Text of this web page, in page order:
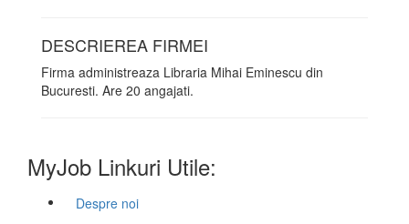
DESCRIEREA FIRMEI
Firma administreaza Libraria Mihai Eminescu din
Bucuresti. Are 20 angajati.
MyJob Linkuri Utile:
Despre noi